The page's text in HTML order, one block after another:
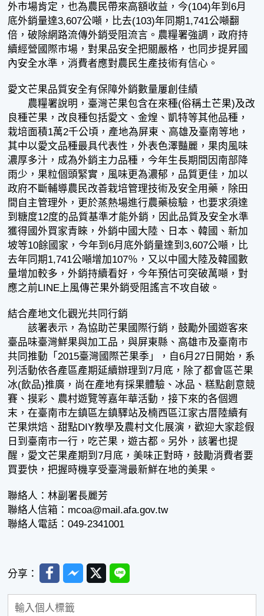
外市場肯定，也為農民帶來高額收益，今(104)年到6月
底外銷量達3,607公噸，比去(103)年同期1,741公噸翻
倍，破除網路流傳外銷受阻流言。農糧署強調，政府持
續經營國際市場，對果品安全把關嚴格，也同步提昇國
內安全水準，消費者應對農民生產技術有信心。
愛文芒果品質安全有保障外銷數量屢創佳績
農糧署說明，臺灣芒果包含在來種(俗稱土芒果)及改
良種芒果，改良種包括愛文、金煌、凱特等其他品種，
栽培面積1萬2千公頃，產地為屏東、高雄及臺南等地，
其中以愛文品種最具代表性，外表色澤豔麗，果肉風味
濃厚多汁，成為外銷主力品種，今年生長期間因南部降
雨少，果粒個頭緊實，風味更為濃郁，品質更佳，加以
政府不斷輔導農民改善栽培管理技術及安全用藥，除田
間自主管理外，更於蒸熱場進行農藥檢驗，也要求須達
到糖度12度的品質基準才能外銷，因此品質及安全水準
獲得國外買家青睞，外銷中國大陸、日本、韓國、新加
坡等10餘國家，今年到6月底外銷量達到3,607公噸，比
去年同期1,741公噸增加107％，又以中國大陸及韓國數
量增加較多，外銷持續看好，今年預估可突破萬噸，對
應之前LINE上風傳芒果外銷受阻謠言不攻自破。
結合產地文化觀光共同行銷
該署表示，為協助芒果國際行銷，鼓勵外國遊客來
臺品味臺灣鮮果與加工品，與屏東縣、高雄市及臺南市
共同推動「2015臺灣國際芒果季」，自6月27日開始，系
列活動依各產區產期延續辦理到7月底，除了都會區芒果
冰(飲品)推廣，尚在產地有採果體驗、冰品、糕點創意競
賽、摸彩、農村遊覽等嘉年華活動，接下來的各個週
末，在臺南市左鎮區左鎮驛站及楠西區江家古厝陸續有
芒果烘焙、甜點DIY教學及農村文化展演，歡迎大家趁假
日到臺南市一行，吃芒果，遊古都。另外，該署也提
醒，愛文芒果產期到7月底，美味正對時，鼓勵消費者要
買要快，把握時機享受臺灣最新鮮在地的美果。
聯絡人：林副署長麗芳
聯絡人信箱：mcoa@mail.afa.gov.tw
聯絡人電話：049-2341001
分享： FacebookMessenger
TwitterLine